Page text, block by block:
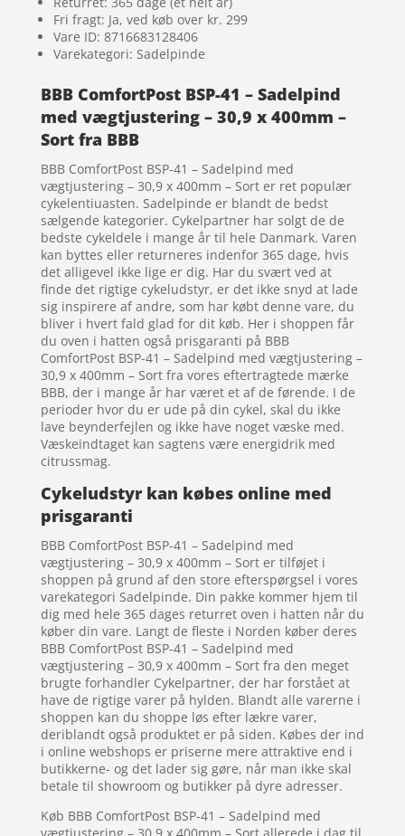
Fri fragt: Ja, ved køb over kr. 299
Vare ID: 8716683128406
Varekategori: Sadelpinde
BBB ComfortPost BSP-41 – Sadelpind
med vægtjustering – 30,9 x 400mm –
Sort fra BBB
BBB ComfortPost BSP-41 – Sadelpind med
vægtjustering – 30,9 x 400mm – Sort er ret populær
cykelentiuasten. Sadelpinde er blandt de bedst
sælgende kategorier. Cykelpartner har solgt de de
bedste cykeldele i mange år til hele Danmark. Varen
kan byttes eller returneres indenfor 365 dage, hvis
det alligevel ikke lige er dig. Har du svært ved at
finde det rigtige cykeludstyr, er det ikke snyd at lade
sig inspirere af andre, som har købt denne vare, du
bliver i hvert fald glad for dit køb. Her i shoppen får
du oven i hatten også prisgaranti på BBB
ComfortPost BSP-41 – Sadelpind med vægtjustering –
30,9 x 400mm – Sort fra vores eftertragtede mærke
BBB, der i mange år har været et af de førende. I de
perioder hvor du er ude på din cykel, skal du ikke
lave beynderfejlen og ikke have noget væske med.
Væskeindtaget kan sagtens være energidrik med
citrussmag.
Cykeludstyr kan købes online med
prisgaranti
BBB ComfortPost BSP-41 – Sadelpind med
vægtjustering – 30,9 x 400mm – Sort er tilføjet i
shoppen på grund af den store efterspørgsel i vores
varekategori Sadelpinde. Din pakke kommer hjem til
dig med hele 365 dages returret oven i hatten når du
køber din vare. Langt de fleste i Norden køber deres
BBB ComfortPost BSP-41 – Sadelpind med
vægtjustering – 30,9 x 400mm – Sort fra den meget
brugte forhandler Cykelpartner, der har forstået at
have de rigtige varer på hylden. Blandt alle varerne i
shoppen kan du shoppe løs efter lækre varer,
deriblandt også produktet er på siden. Købes der ind
i online webshops er priserne mere attraktive end i
butikkerne- og det lader sig gøre, når man ikke skal
betale til showroom og butikker på dyre adresser.
Køb BBB ComfortPost BSP-41 – Sadelpind med